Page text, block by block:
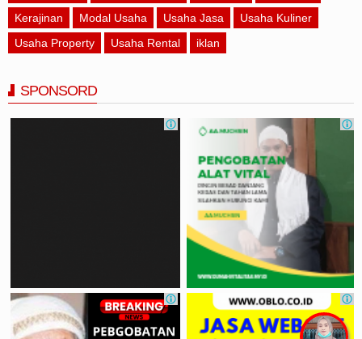
Kerajinan
Modal Usaha Usaha Jasa
Usaha Kuliner
Usaha Property
Usaha Rental iklan
SPONSORD